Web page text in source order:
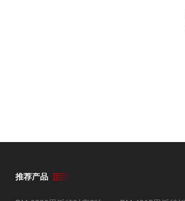
推荐产品